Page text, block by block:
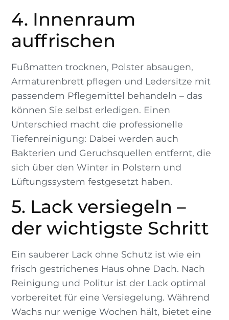
4. Innenraum
auffrischen
Fußmatten trocknen, Polster absaugen,
Armaturenbrett pflegen und Ledersitze mit
passendem Pflegemittel behandeln – das
können Sie selbst erledigen. Einen
Unterschied macht die professionelle
Tiefenreinigung: Dabei werden auch
Bakterien und Geruchsquellen entfernt, die
sich über den Winter in Polstern und
Lüftungssystem festgesetzt haben.
5. Lack versiegeln –
der wichtigste Schritt
Ein sauberer Lack ohne Schutz ist wie ein
frisch gestrichenes Haus ohne Dach. Nach
Reinigung und Politur ist der Lack optimal
vorbereitet für eine Versiegelung. Während
Wachs nur wenige Wochen hält, bietet eine